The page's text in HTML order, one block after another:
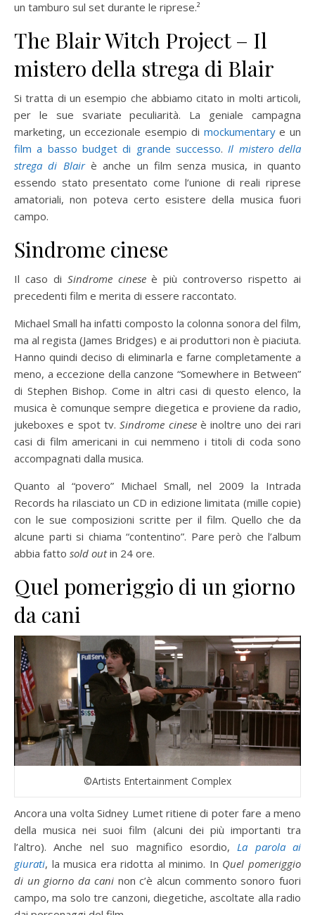
un tamburo sul set durante le riprese.²
The Blair Witch Project – Il
mistero della strega di Blair
Si tratta di un esempio che abbiamo citato in molti articoli,
per le sue svariate peculiarità. La geniale campagna
marketing, un eccezionale esempio di mockumentarye un
film a basso budget di grande successo. Il mistero della
strega di Blairè anche un film senza musica, in quanto
essendo stato presentato come l’unione di reali riprese
amatoriali, non poteva certo esistere della musica fuori
campo.
Sindrome cinese
Il caso di Sindrome cineseè più controverso rispetto ai
precedenti film e merita di essere raccontato.
Michael Small ha infatti composto la colonna sonora del film,
ma al regista (James Bridges) e ai produttori non è piaciuta.
Hanno quindi deciso di eliminarla e farne completamente a
meno, a eccezione della canzone “Somewhere in Between”
di Stephen Bishop. Come in altri casi di questo elenco, la
musica è comunque sempre diegetica e proviene da radio,
jukeboxes e spot tv.Sindrome cinese è inoltre uno dei rari
casi di film americani in cui nemmeno i titoli di coda sono
accompagnati dalla musica.
Quanto al “povero” Michael Small, nel 2009 la Intrada
Records ha rilasciato un CD in edizione limitata (mille copie)
con le sue composizioni scritte per il film. Quello che da
alcune parti si chiama “contentino”. Pare però che l’album
abbia fatto sold outin 24 ore.
Quel pomeriggio di un giorno
da cani
©Artists Entertainment Complex
Ancora una volta Sidney Lumet ritiene di poter fare a meno
della musica nei suoi film (alcuni dei più importanti tra
l’altro). Anche nel suo magnifico esordio,La parola ai
giurati, la musica era ridotta al minimo. In Quel pomeriggio
di un giorno da caninon c’è alcun commento sonoro fuori
campo, ma solo tre canzoni, diegetiche, ascoltate alla radio